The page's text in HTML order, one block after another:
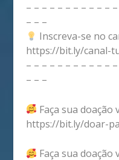
– – – – – – – – – – –
– – –
Inscreva-se no
https://bit.ly/canal-
– – – – – – – – – – –
– – –
Faça sua doação
https://bit.ly/doar-
Faça sua doação